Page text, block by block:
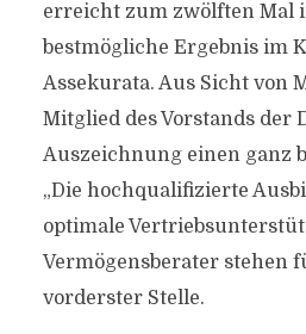
erreicht zum zwölften Mal
bestmögliche Ergebnis im
Assekurata. Aus Sicht von
Mitglied des Vorstands der
Auszeichnung einen ganz
„Die hochqualifizierte
optimale
Vermögensberater stehen
vorderster Stelle.